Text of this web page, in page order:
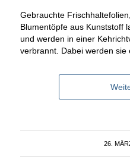
Gebrauchte
Blumentöpfe aus Kunststoff
und werden in einer
verbrannt. Dabei werden sie
26. /